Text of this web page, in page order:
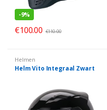
-9%
€100.00 €110.00
Helmen
Helm Vito Integraal Zwart